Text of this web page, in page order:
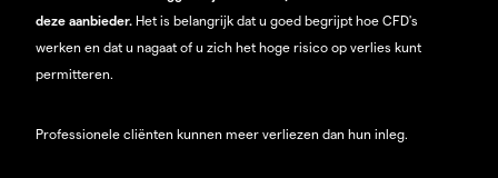
deze aanbieder. Het is belangrijk dat u goed begrijpt hoe CFD's
werken en dat u nagaat of u zich het hoge risico op verlies kunt
permitteren.
Professionele cliënten kunnen meer verliezen dan hun inleg.